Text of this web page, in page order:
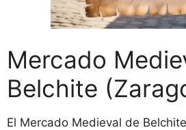
Mercado
Belchite
El Mercado Medieval de